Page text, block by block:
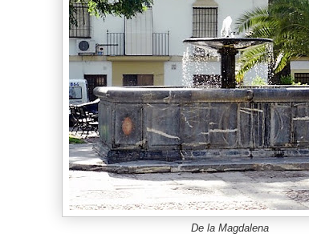
De la Magdalena